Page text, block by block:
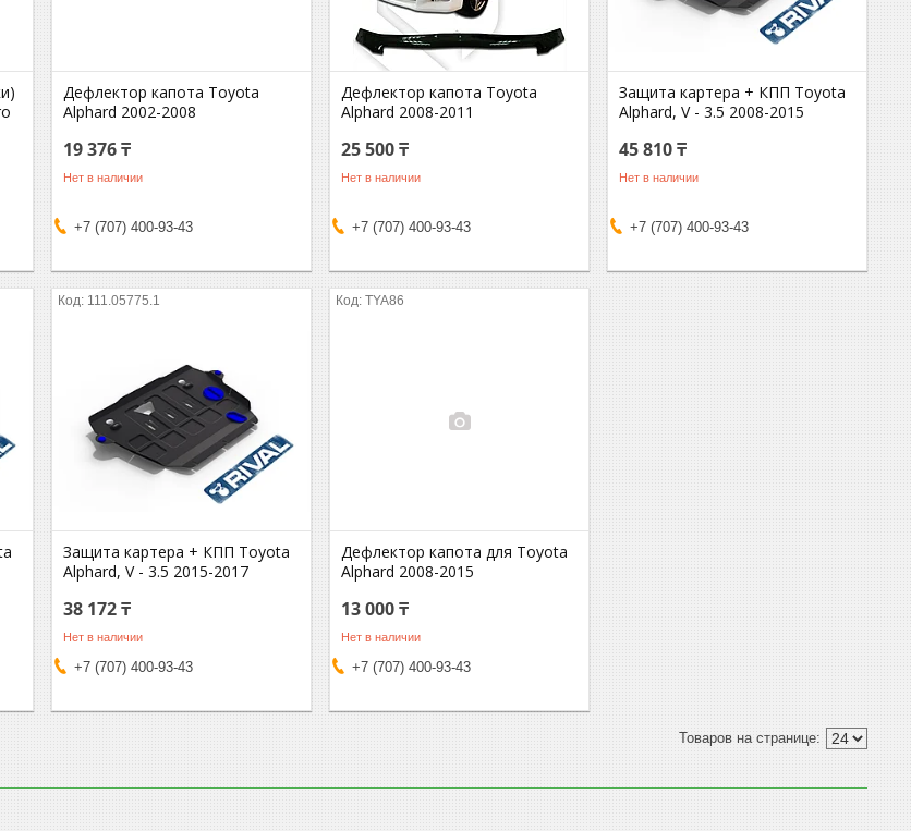
Дефлектор капота Toyota
Alphard 2002-2008
19 376 ₸
Нет в наличии
+7 (707) 400-93-43
Дефлектор капота Toyota
Alphard 2008-2011
25 500 ₸
Нет в наличии
+7 (707) 400-93-43
Защита картера + КПП Toyota
Alphard, V - 3.5 2008-2015
45 810 ₸
Нет в наличии
+7 (707) 400-93-43
111.05775.1
Защита картера + КПП Toyota
Alphard, V - 3.5 2015-2017
38 172 ₸
Нет в наличии
+7 (707) 400-93-43
TYA86
Дефлектор капота для Toyota
Alphard 2008-2015
13 000 ₸
Нет в наличии
+7 (707) 400-93-43